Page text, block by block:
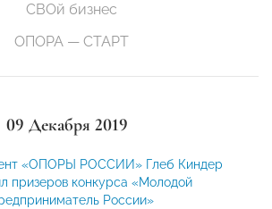
СВОй бизнес
ОПОРА — СТАРТ
09 Декабря 2019
«ОПОРЫ РОССИИ» Глеб Киндер
призеров конкурса «Молодой
России»